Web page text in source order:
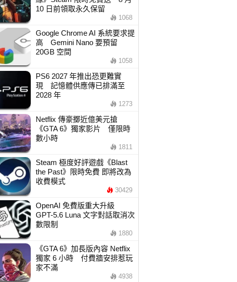
10 日前領取永久保留
1068
Google Chrome AI 系統要求提
高 Gemini Nano 要預留
20GB 空間
1058
PS6 2027 年推出恐更難實
現 記憶體供應傳已排滿至
2028 年
1273
Netflix 傳豪擲近億美元搶
《GTA 6》獨家影片 僅限時
數小時
1811
Steam 極度好評遊戲《Blast
the Past》限時免費 即將改為
收費模式
30429
OpenAI 免費版重大升級
GPT-5.6 Luna 文字對話取消次
數限制
1880
《GTA 6》加長版內容 Netflix
獨家 6 小時 付費牆安排惹玩
家不滿
4938